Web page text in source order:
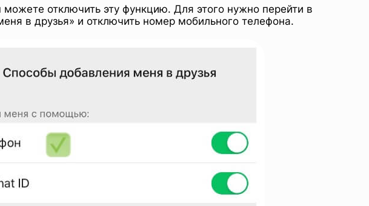
отключить эту функцию. Для этого нужно перейти в
в друзья» и отключить номер мобильного телефона.